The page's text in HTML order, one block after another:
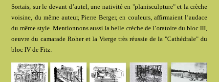
Sortais, sur le devant d’autel, une nativité en "planisculpture" et la crèche
voisine, du même auteur, Pierre Berger, en couleurs, affirmaient l’audace
du même style. Mentionnons aussi la belle crèche de l’oratoire du bloc III,
oeuvre du camarade Roher et la Vierge très réussie de la "Cathédrale" du
bloc IV de Fitz.